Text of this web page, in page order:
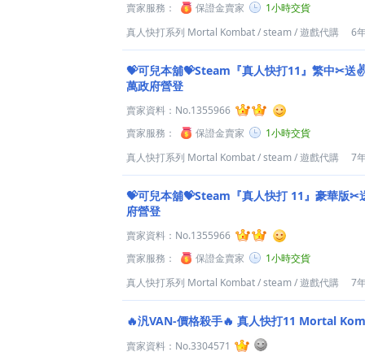
賣家服務：
保證金賣家
1小時交貨
真人快打系列 Mortal Kombat/steam/遊戲代購 6
💝可兒本舖💝Steam『真人快打11』繁中✂
萬政府營登
賣家資料： No.1355966
賣家服務：
保證金賣家
1小時交貨
真人快打系列 Mortal Kombat/steam/遊戲代購 7
💝可兒本舖💝Steam『真人快打 11』豪華版
府營登
賣家資料： No.1355966
賣家服務：
保證金賣家
1小時交貨
真人快打系列 Mortal Kombat/steam/遊戲代購 7
🔥汎VAN-價格殺手🔥 真人快打11 Mortal
賣家資料： No.3304571